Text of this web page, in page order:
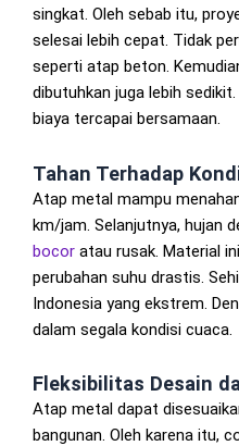
singkat. Oleh sebab itu,
selesai lebih cepat. Tidak
seperti atap beton.
dibutuhkan juga lebih
biaya tercapai bersamaan.
Tahan Terhadap
Atap metal mampu
km/jam. Selanjutnya, hujan
bocor atau rusak. Material
perubahan suhu drastis.
Indonesia yang ekstrem.
dalam segala kondisi cuaca.
Fleksibilitas Desain
Atap metal dapat
bangunan. Oleh karena itu,